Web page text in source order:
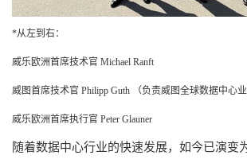
*从左到右：
威乐欧洲首席技术官 Michael Ranft
威图首席技术官 Philipp Guth （负责威图全球数据中心业
威乐欧洲首席执行官 Peter Glauner
随着数据中心行业的快速发展，如今已演变